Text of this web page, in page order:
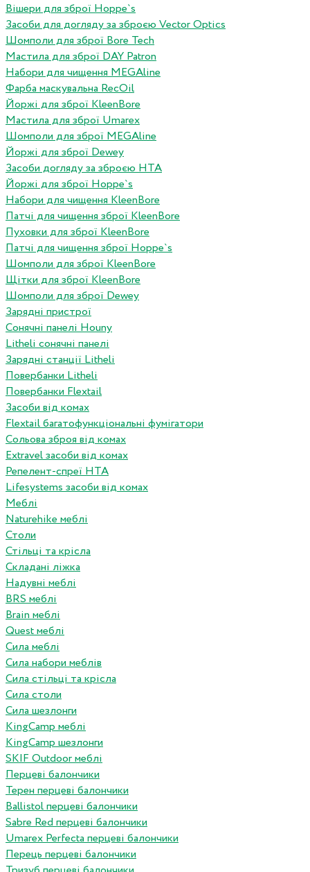
Вішери для зброї Hoppe`s
Засоби для догляду за зброєю Vector Optics
Шомполи для зброї Bore Tech
Мастила для зброї DAY Patron
Набори для чищення MEGAline
Фарба маскувальна RecOil
Йоржі для зброї KleenBore
Мастила для зброї Umarex
Шомполи для зброї MEGAline
Йоржі для зброї Dewey
Засоби догляду за зброєю HTA
Йоржі для зброї Hoppe`s
Набори для чищення KleenBore
Патчі для чищення зброї KleenBore
Пуховки для зброї KleenBore
Патчі для чищення зброї Hoppe`s
Шомполи для зброї KleenBore
Щітки для зброї KleenBore
Шомполи для зброї Dewey
Зарядні пристрої
Сонячні панелі Houny
Litheli сонячні панелі
Зарядні станції Litheli
Повербанки Litheli
Повербанки Flextail
Засоби від комах
Flextail багатофункціональні фумігатори
Сольова зброя від комах
Extravel засоби від комах
Репелент-спреї HTA
Lifesystems засоби від комах
Меблі
Naturehike меблі
Столи
Стільці та крісла
Складані ліжка
Надувні меблі
BRS меблі
Brain меблі
Quest меблі
Сила меблі
Сила набори меблів
Сила стільці та крісла
Сила столи
Сила шезлонги
KingCamp меблі
KingCamp шезлонги
SKIF Outdoor меблі
Перцеві балончики
Терен перцеві балончики
Ballistol перцеві балончики
Sabre Red перцеві балончики
Umarex Perfecta перцеві балончики
Перець перцеві балончики